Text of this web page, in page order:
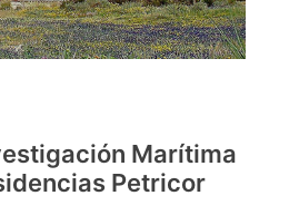
Marítima
Petricor